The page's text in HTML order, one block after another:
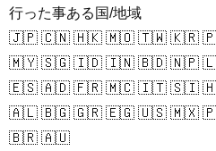
行った事ある国/地域
🇯🇵 🇨🇳 🇭🇰 🇲🇴 🇹🇼 🇰🇷
🇲🇾 🇸🇬 🇮🇩 🇮🇳 🇧🇩 🇳🇵
🇪🇸 🇦🇩 🇫🇷 🇲🇨 🇮🇹 🇸🇮
🇦🇱 🇧🇬 🇬🇷 🇪🇬 🇺🇸 🇲🇽
🇧🇷 🇦🇺